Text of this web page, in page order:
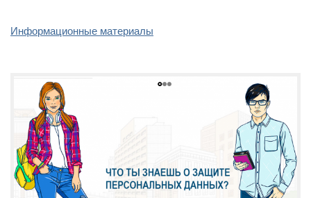
Информационные материалы